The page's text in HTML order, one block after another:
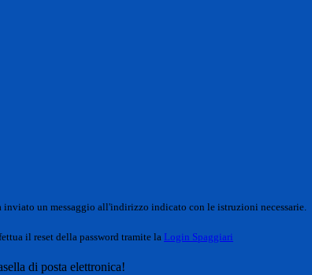
inviato un messaggio all'indirizzo indicato con le istruzioni necessarie.
il reset della password tramite la Login Spaggiari
di posta elettronica!